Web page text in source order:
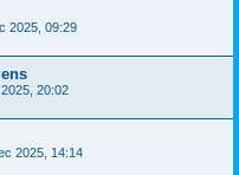
2025, 09:29
20:02
2025, 14:14